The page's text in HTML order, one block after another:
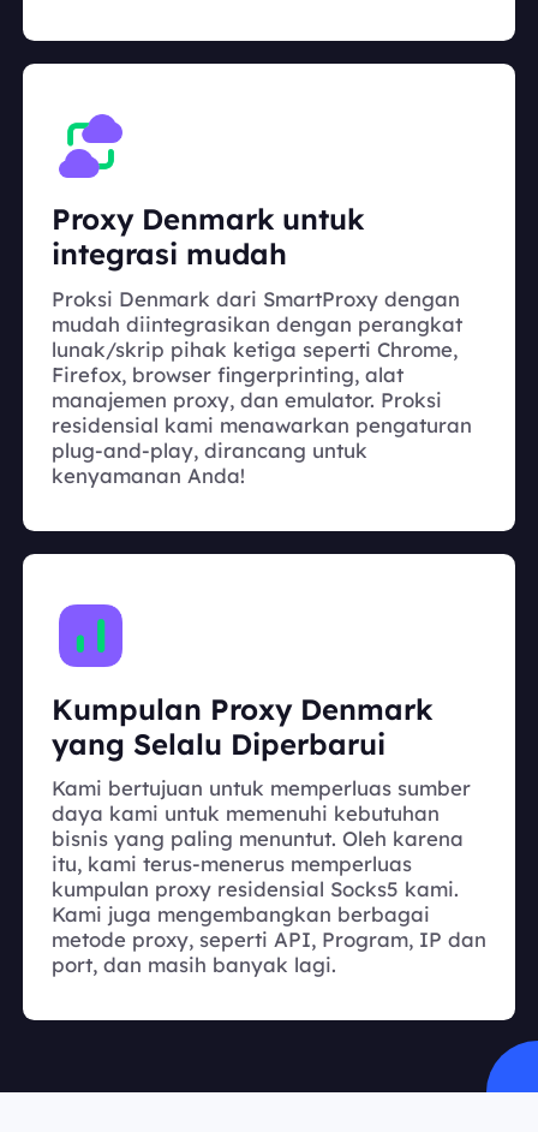
Proxy Denmark untuk
integrasi mudah
Proksi Denmark dari SmartProxy dengan
mudah diintegrasikan dengan perangkat
lunak/skrip pihak ketiga seperti Chrome,
Firefox, browser fingerprinting, alat
manajemen proxy, dan emulator. Proksi
residensial kami menawarkan pengaturan
plug-and-play, dirancang untuk
kenyamanan Anda!
Kumpulan Proxy Denmark
yang Selalu Diperbarui
Kami bertujuan untuk memperluas sumber
daya kami untuk memenuhi kebutuhan
bisnis yang paling menuntut. Oleh karena
itu, kami terus-menerus memperluas
kumpulan proxy residensial Socks5 kami.
Kami juga mengembangkan berbagai
metode proxy, seperti API, Program, IP dan
port, dan masih banyak lagi.